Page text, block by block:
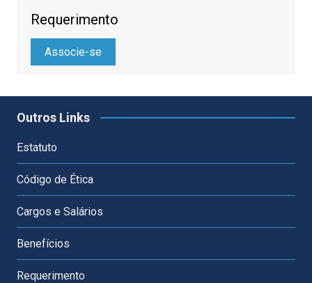
Requerimento
Associe-se
Outros Links
Estatuto
Código de Ética
Cargos e Salários
Benefícios
Requerimento